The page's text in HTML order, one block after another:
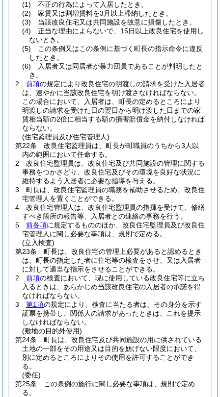
(1)
不正の行為によって入居したとき。
(2)
家賃又は割増賃料を3月以上滞納したとき。
(3)
当該改良住宅又は共同施設を故意に損傷したとき。
(4)
正当な理由によらないで、15日以上改良住宅を使用し
ないとき。
(5)
この条例又はこの条例に基づく町長の指示命令に違反
したとき。
(6)
入居者又は同居者が暴力団員であることが判明したと
き。
2
前項の規定により改良住宅の明渡しの請求を受けた入居者
は、速やかに当該改良住宅を明け渡さなければならない。
この場合において、入居者は、町長の定めるところにより
明渡しの請求を受けた日の翌日から明け渡した日までの家
賃相当額の2倍に相当する額の損害賠償金を納付しなければ
ならない。
(住宅監理員及び住宅管理人)
第22条
改良住宅監理員は、町長が町職員のうちから3人以
内の範囲において任命する。
2
改良住宅監理員は、改良住宅及び共同施設の管理に関する
事務をつかさどり、改良住宅及びその環境を良好な状況に
維持するよう入居者に必要な指導を与える。
3
町長は、改良住宅監理員の職務を補助させるため、改良住
宅管理人を置くことができる。
4
改良住宅管理人は、改良住宅監理員の指揮を受けて、修繕
すべき箇所の報告等、入居者との連絡の事務を行う。
5
前各項に規定するもののほか、改良住宅監理員及び改良住
宅管理人に関し必要な事項は、規則で定める。
(立入検査)
第23条
町長は、改良住宅の管理上必要があると認めるとき
は、町長の指定した者に住宅等の検査をさせ、又は入居者
に対して適当な指示をさせることができる。
2
前項の検査において、現に使用している改良住宅等に立ち
入るときは、あらかじめ当該改良住宅の入居者の承諾を得
なければならない。
3
第1項の規定により、検査に当たる者は、その身分を示す
証票を携帯し、関係人の請求があったときは、これを提示
しなければならない。
(敷地の目的外使用)
第24条
町長は、改良住宅及び共同施設の用に供されている
土地の一部をその用途又は目的を妨げない限度において、
別に定めるところによりその使用を許可することができ
る。
(委任)
第25条
この条例の施行に関し必要な事項は、規則で定め
る。